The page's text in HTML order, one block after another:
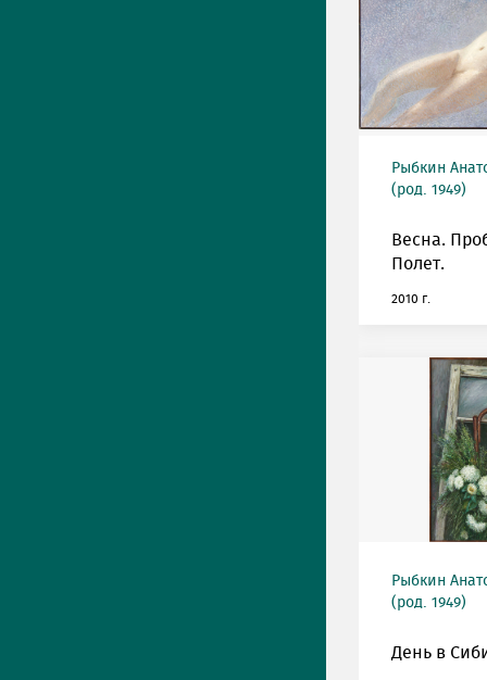
Рыбкин
(род. 1949)
Весна.
Полет.
2010 г.
Рыбкин
(род. 1949)
День в